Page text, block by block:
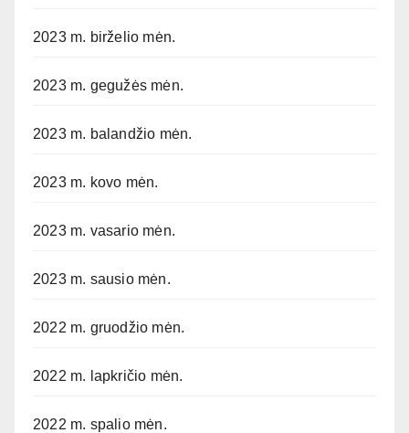
2023 m. birželio mėn.
2023 m. gegužės mėn.
2023 m. balandžio mėn.
2023 m. kovo mėn.
2023 m. vasario mėn.
2023 m. sausio mėn.
2022 m. gruodžio mėn.
2022 m. lapkričio mėn.
2022 m. spalio mėn.